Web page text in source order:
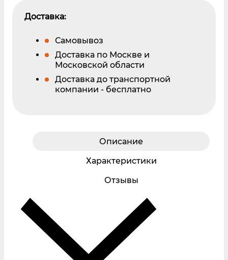
Доставка:
Самовывоз
Доставка по Москве и
Московской области
Доставка до транспортной
компании - бесплатно
Описание
Характеристики
Отзывы